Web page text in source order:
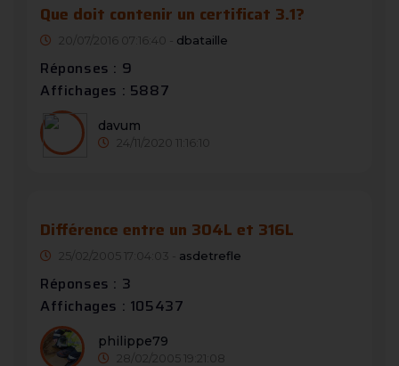
Que doit contenir un certificat 3.1?
20/07/2016 07:16:40 - dbataille
Réponses : 9
Affichages : 5887
davum
24/11/2020 11:16:10
Différence entre un 304L et 316L
25/02/2005 17:04:03 - asdetrefle
Réponses : 3
Affichages : 105437
philippe79
28/02/2005 19:21:08